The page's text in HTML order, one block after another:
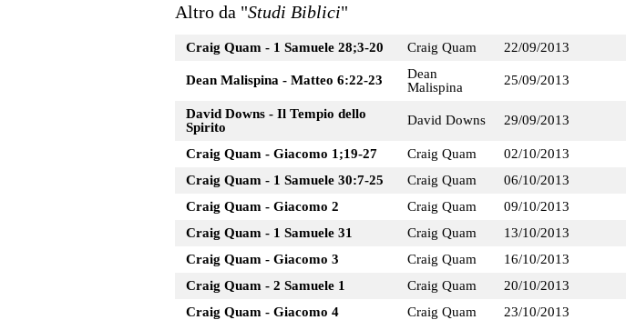
Altro da "Studi Biblici"
Craig Quam - 1 Samuele 28;3-20 Craig Quam 22/09/2013
Dean Malispina - Matteo 6:22-23
Dean
Malispina
25/09/2013
David Downs - Il Tempio dello
Spirito
David Downs 29/09/2013
Craig Quam - Giacomo 1;19-27 Craig Quam 02/10/2013
Craig Quam - 1 Samuele 30:7-25
Craig Quam 06/10/2013
Craig Quam - Giacomo 2
Craig Quam 09/10/2013
Craig Quam - 1 Samuele 31
Craig Quam 13/10/2013
Craig Quam - Giacomo 3
Craig Quam 16/10/2013
Craig Quam - 2 Samuele 1
Craig Quam 20/10/2013
Craig Quam - Giacomo 4
Craig Quam 23/10/2013